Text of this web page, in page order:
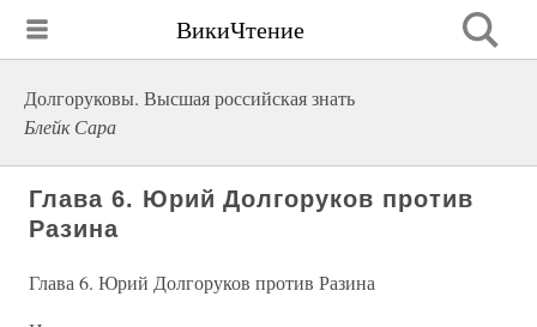
ВикиЧтение
Долгоруковы. Высшая российская знать
Блейк Сара
Глава 6. Юрий Долгоруков против
Разина
Глава 6. Юрий Долгоруков против Разина